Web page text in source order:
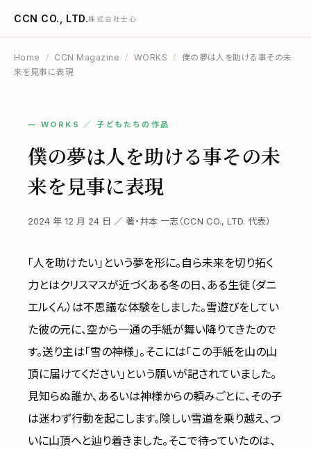
CCN CO., LTD.株式会社士心
Home / CCN Magazine / WORKS / 僕の夢は人を助ける事その未
来を見事に表現
— WORKS ／ 子どもたちの作品
僕の夢は人を助ける事その未
来を見事に表現
2024 年 12 月 24 日 ／ 著・井本 一志（CCN CO., LTD. 代表）
「人を助けたい」という夢を形に。自ら未来を切り拓く
力とはクリスマスが近づくある冬の日、ある生徒（ダニ
エルくん）は不思議な体験をしました。雪遊びをしてい
た彼の元に、空から一通の手紙が舞い降りてきたので
す。送り主は「雪の神様」。そこには「この手紙を山の山
頂に届けてください」という願いが記されていました。
見知らぬ誰か、あるいは神様からの頼みごとに、その子
は迷わず行動を起こします。険しい雪道を乗り越え、つ
いに山頂へと辿り着きました。そこで待っていたのは、